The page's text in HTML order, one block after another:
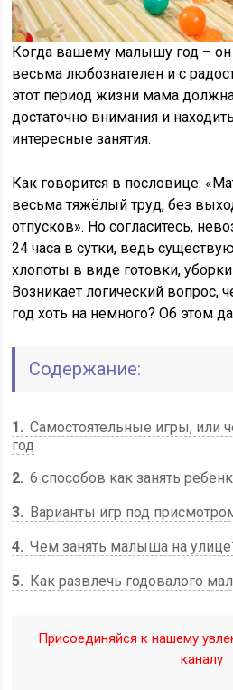
Когда вашему малышу год – он
весьма любознателен и с
этот период жизни мама
достаточно внимания и
интересные занятия.
Как говорится в пословице:
весьма тяжёлый труд, без
отпусков». Но согласитесь,
24 часа в сутки, ведь
хлопоты в виде готовки,
Возникает логический вопрос,
год хоть на немного? Об этом
Содержание:
1
Самостоятельные игры, или
год
2 6 способов как занять
3
Варианты игр под
4 Чем занять малыша на
5
Как развлечь годовалого
Присоединяйся к нашему
каналу